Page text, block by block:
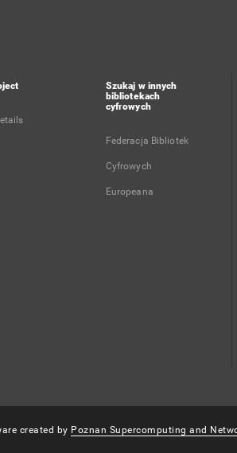
Szukaj w innych
bibliotekach
cyfrowych
Federacja Bibliotek
Cyfrowych
Europeana
created by Poznan Supercomputing and